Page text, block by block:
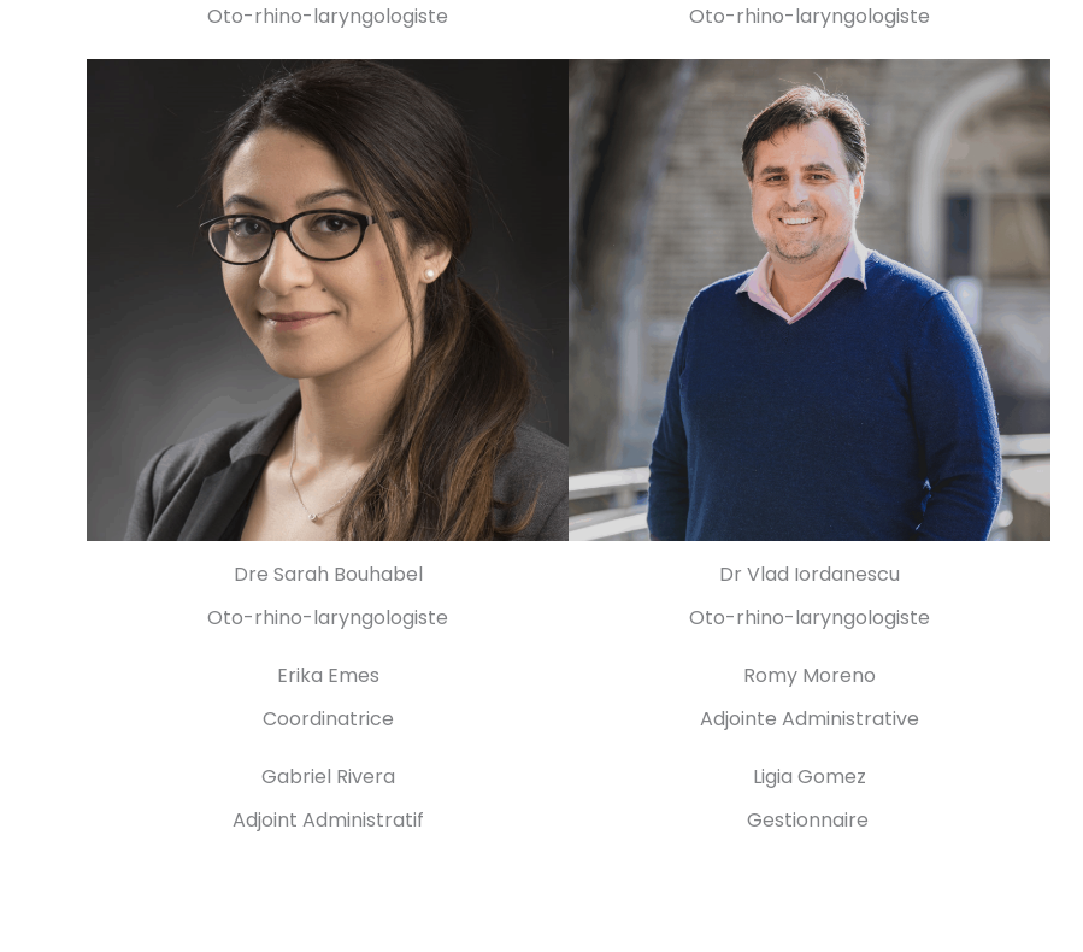
Oto-rhino-laryngologiste
Oto-rhino-laryngologiste
Dre Sarah Bouhabel
Oto-rhino-laryngologiste
Dr Vlad Iordanescu
Oto-rhino-laryngologiste
Erika Emes
Coordinatrice
Romy Moreno
Adjointe Administrative
Gabriel Rivera
Adjoint Administratif
Ligia Gomez
Gestionnaire